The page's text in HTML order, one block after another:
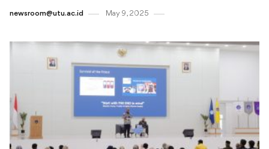
newsroom@utu.ac.id May 9 , 2025